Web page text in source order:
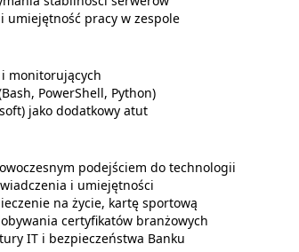
pracy w zespole
monitorujących
PowerShell, Python)
jako dodatkowy atut
podejściem do technologii
i umiejętności
na życie, kartę sportową
certyfikatów branżowych
IT i bezpieczeństwa Banku